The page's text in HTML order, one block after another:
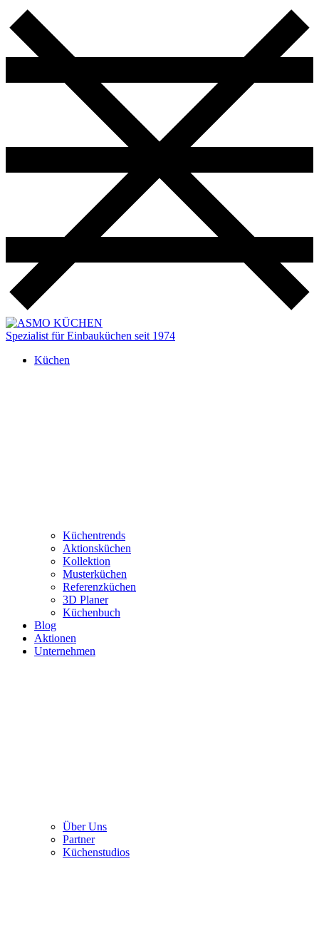
Spezialist für Einbauküchen seit 1974
Küchen
Küchentrends
Aktionsküchen
Kollektion
Musterküchen
Referenzküchen
3D Planer
Küchenbuch
Blog
Aktionen
Unternehmen
Über Uns
Partner
Küchenstudios